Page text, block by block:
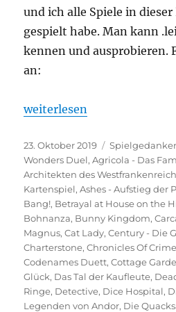
und ich alle Spiele in
gespielt habe. Man kann
kennen und ausprobieren.
an:
„Spieltrolls Top 100 – Die
weiterlesen
Veröffentlicht
am
23. Oktober 2019 Kategorien
Wonders Duel,Agricola - Das
Architekten des
Kartenspiel,Ashes - Aufstieg der
Bang!, Betrayal at House on the
Bohnanza, Bunny Kingdom,
Magnus,Cat Lady,Century - Die
Charterstone,Chronicles Of Crime
Codenames Duett,Cottage
Glück, Das Tal der Kaufleute,
Ringe, Detective, Dice Hospital,
Legenden von Andor, Die